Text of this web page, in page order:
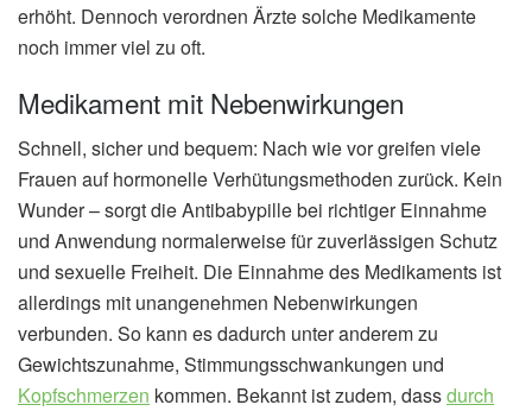
erhöht. Dennoch verordnen Ärzte solche Medikamente
noch immer viel zu oft.
Medikament mit Nebenwirkungen
Schnell, sicher und bequem: Nach wie vor greifen viele
Frauen auf hormonelle Verhütungsmethoden zurück. Kein
Wunder – sorgt die Antibabypille bei richtiger Einnahme
und Anwendung normalerweise für zuverlässigen Schutz
und sexuelle Freiheit. Die Einnahme des Medikaments ist
allerdings mit unangenehmen Nebenwirkungen
verbunden. So kann es dadurch unter anderem zu
Gewichtszunahme, Stimmungsschwankungen und
Kopfschmerzen kommen. Bekannt ist zudem, dassdurch